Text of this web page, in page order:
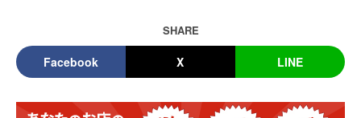
SHARE
Facebook X LINE